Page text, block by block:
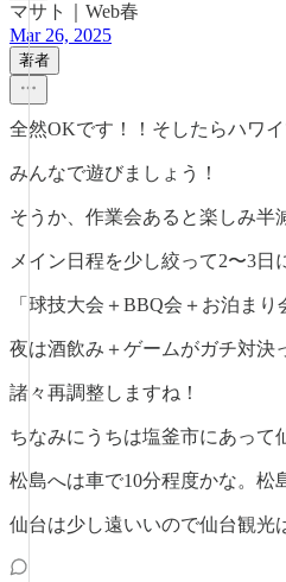
マサト｜Web春
Mar 26, 2025
著者
全然OKです！！そしたらハワ
みんなで遊びましょう！
そうか、作業会あると楽しみ半
メイン日程を少し絞って2〜3日
「球技大会＋BBQ会＋お泊ま
夜は酒飲み＋ゲームがガチ対決
諸々再調整しますね！
ちなみにうちは塩釜市にあって
松島へは車で10分程度かな。松
仙台は少し遠いいので仙台観光